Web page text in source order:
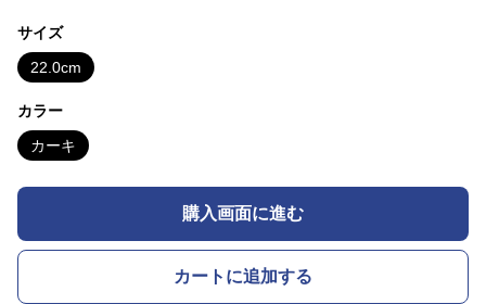
サイズ
22.0cm
カラー
カーキ
購入画面に進む
カートに追加する